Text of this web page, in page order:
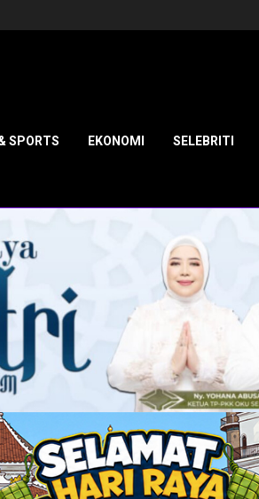
SPORTS EKONOMI SELEBRITI